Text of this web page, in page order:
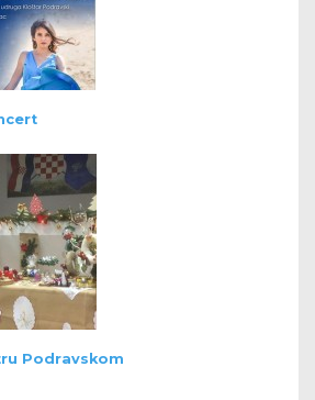
Podravskom